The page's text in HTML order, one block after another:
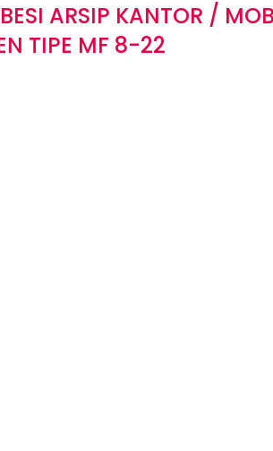
ARSIP KANTOR /
TIPE MF 8-22